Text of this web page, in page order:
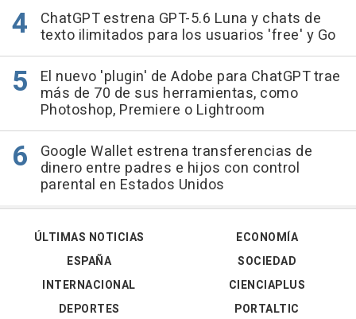
ChatGPT estrena GPT-5.6 Luna y chats de
texto ilimitados para los usuarios 'free' y Go
El nuevo 'plugin' de Adobe para ChatGPT trae
más de 70 de sus herramientas, como
Photoshop, Premiere o Lightroom
Google Wallet estrena transferencias de
dinero entre padres e hijos con control
parental en Estados Unidos
ÚLTIMAS NOTICIAS
ESPAÑA
INTERNACIONAL
DEPORTES
ECONOMÍA
SOCIEDAD
CIENCIAPLUS
PORTALTIC